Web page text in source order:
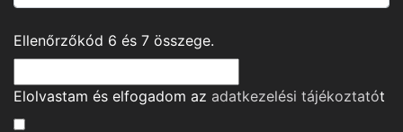
Ellenőrzőkód 6 és 7 összege.
Elolvastam és elfogadom az adatkezelési tájékoztatót